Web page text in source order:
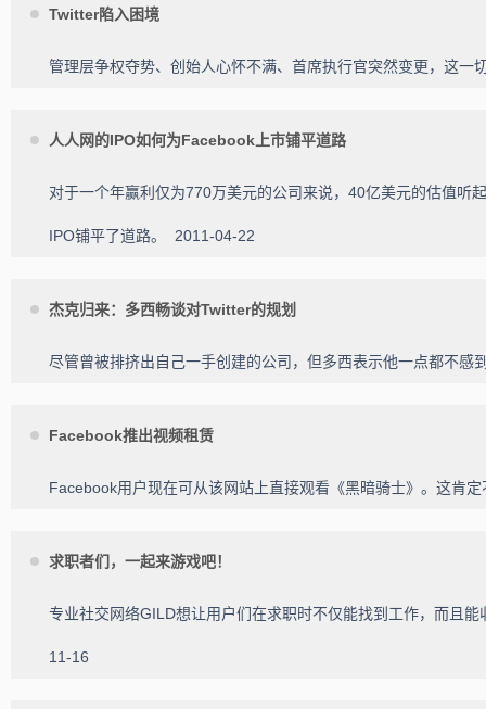
Twitter陷入困境
管理层争权夺势、创始人心怀不满、首席执行官突然变更，这
人人网的IPO如何为Facebook上市铺平道路
对于一个年赢利仅为770万美元的公司来说，40亿美元的估值听
IPO铺平了道路。 2011-04-22
杰克归来：多西畅谈对Twitter的规划
尽管曾被排挤出自己一手创建的公司，但多西表示他一点都不
Facebook推出视频租赁
Facebook用户现在可从该网站上直接观看《黑暗骑士》。这肯
求职者们，一起来游戏吧！
专业社交网络GILD想让用户们在求职时不仅能找到工作，而且
11-16